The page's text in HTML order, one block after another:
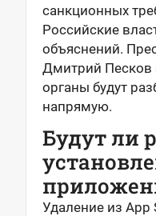
санкционных
Российские
объяснений.
Дмитрий Песков
органы будут
напрямую.
Будут ли
Удаление из App